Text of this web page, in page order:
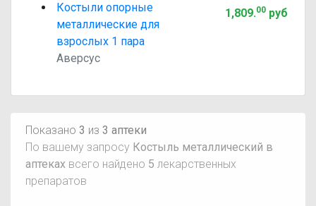
Костыли опорные
металлические для
взрослых 1 пара
Аверсус
1,809.00руб
Показано 3 из 3 аптеки
По вашему запросу Костыль металлический в
аптеках всего найдено 5 лекарственных
препаратов